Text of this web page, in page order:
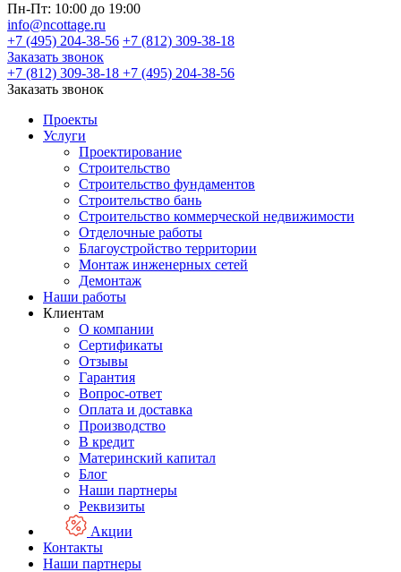
Пн-Пт: 10:00 до 19:00
info@ncottage.ru
+7 (495) 204-38-56 +7 (812) 309-38-18
Заказать звонок
+7 (812) 309-38-18 +7 (495) 204-38-56
Заказать звонок
Проекты
Услуги
Проектирование
Строительство
Строительство фундаментов
Строительство бань
Строительство коммерческой недвижимости
Отделочные работы
Благоустройство территории
Монтаж инженерных сетей
Демонтаж
Наши работы
Клиентам
О компании
Сертификаты
Отзывы
Гарантия
Вопрос-ответ
Оплата и доставка
Производство
В кредит
Материнский капитал
Блог
Наши партнеры
Реквизиты
Акции
Контакты
Наши партнеры